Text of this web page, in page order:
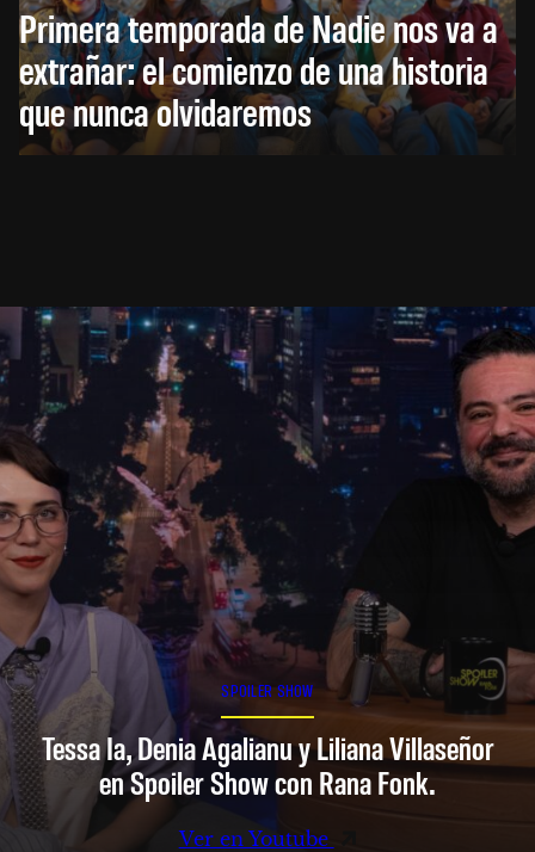
Primera temporada de Nadie nos va a
extrañar: el comienzo de una historia
que nunca olvidaremos
SPOILER SHOW
Tessa Ia, Denia Agalianu y Liliana Villaseñor
en Spoiler Show con Rana Fonk.
Ver en Youtube